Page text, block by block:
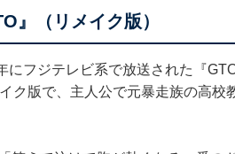
』（リメイク版）
にフジテレビ系で放送された『
イク版で、主人公で元暴走族の高